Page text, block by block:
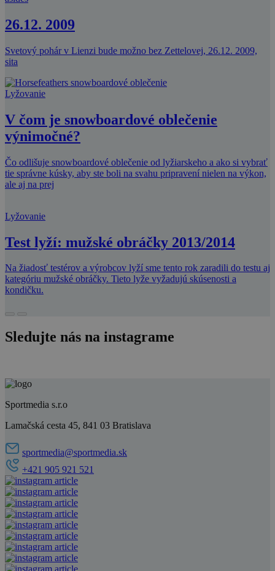
26.12. 2009
Svetový pohár v Lienzi bude možno bez Zettelovej, 26.12. 2009,
sita
Lyžovanie
V čom je snowboardové oblečenie
výnimočné?
Čo odlišuje snowboardové oblečenie od lyžiarskeho a ako si vybrať
tie správne kúsky, aby ste boli na svahu pripravení nielen na výkon,
ale aj na prej
Lyžovanie
Test lyží: mužské obráčky 2013/2014
Na žiadosť testérov a výrobcov lyží sme tento rok zaradili do testu aj
kategóriu mužské obráčky. Tieto lyže vyžadujú skúsenosti a
kondičku.
Sledujte nás na instagrame
Sportmedia s.r.o
Lamačská cesta 45, 841 03 Bratislava
sportmedia@sportmedia.sk
+421 905 921 521